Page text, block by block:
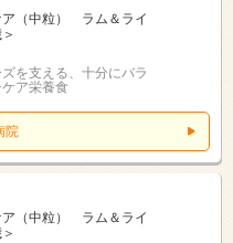
（中粒） ラム＆ライ
を支える、十分にバラ
ア栄養食
院
（中粒） ラム＆ライ